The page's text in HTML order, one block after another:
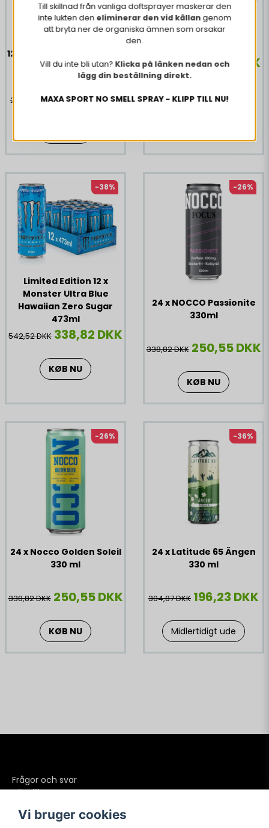
12 x Powerade Cherry 500
ml
236,97 DKK 175,86 DKK
4 x 12 Red Bull Limited
Edition 250 ml
784,92 DKK 678,32 DKK
KØB NU
Limited Edition 12 x
Monster Ultra Blue
Hawaiian Zero Sugar
473ml
-38%
542,52 DKK 338,82 DKK
KØB NU
24 x NOCCO Passionite
330ml
-26%
338,82 DKK 250,55 DKK
KØB NU
24 x Nocco Golden Soleil
330 ml
-26%
338,82 DKK 250,55 DKK
KØB NU
24 x Latitude 65 Ängen
330 ml
-36%
304,87 DKK 196,23 DKK
Midlertidigt ude
Till skillnad från vanliga doftsprayer maskerar den
inte lukten den eliminerar den vid källan genom
att bryta ner de organiska ämnen som orsakar
den.
Vill du inte bli utan? Klicka på länken nedan och
lägg din beställning direkt.
MAXA SPORT NO SMELL SPRAY - KLIPP TILL NU!
Frågor och svar
Köpvillkor
Frakter
Vi bruger cookies